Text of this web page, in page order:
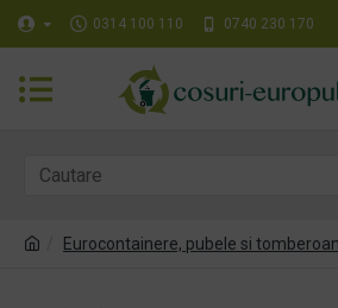
0314 100 110 0740 230 170
Eurocontainere, pubele si